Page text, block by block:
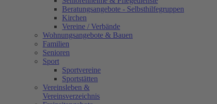
Beratungsangebote - Selbsthilfegruppen
Kirchen
Vereine / Verbände
Wohnungsangebote & Bauen
Familien
Senioren
Sport
Sportvereine
Sportstätten
Vereinsleben &
Vereinsverzeichnis